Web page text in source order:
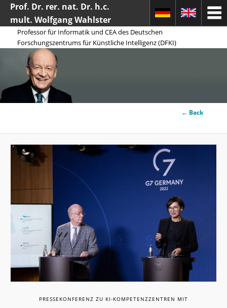
Prof. Dr. rer. nat. Dr. h.c.
mult. Wolfgang Wahlster
Professor für Informatik und CEA des Deutschen
Forschungszentrums für Künstliche Intelligenz (DFKI)
Image
← Back
PRESSEKONFERENZ ZU KI-KOMPETENZZENTREN MIT